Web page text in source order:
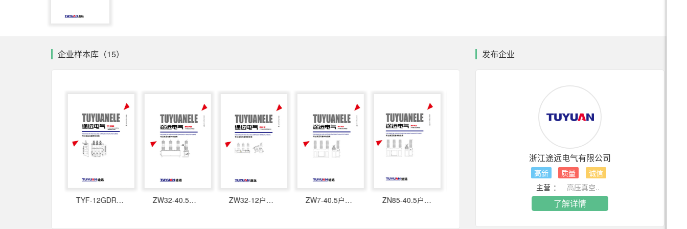
企业样本库（15）
TYF-12GDR户内三工位真空负荷开关 +熔断器组合电器 ZW32-40.5户外高压真空断路器 ZW32-12户外柱上真空断路器开关 ZW7-40.5户外高压真空断路器 ZN85-40.5户内高压真空断路器 VZF(R)-12手车式真空负荷开关 +熔断器组合电器
发布企业
浙江途远电气有限公司
高新 质量
诚信
主营 ：
高压真空..
了解详情